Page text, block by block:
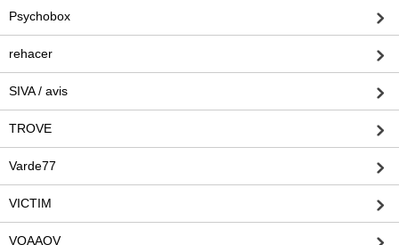
Psychobox
rehacer
SIVA / avis
TROVE
Varde77
VICTIM
VOAAOV